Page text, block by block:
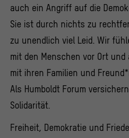
auch ein Angriff auf die
Sie ist durch nichts zu
zu unendlich viel Leid. Wir
mit den Menschen vor Ort
mit ihren Familien und
Als Humboldt Forum
Solidarität.
Freiheit, Demokratie und